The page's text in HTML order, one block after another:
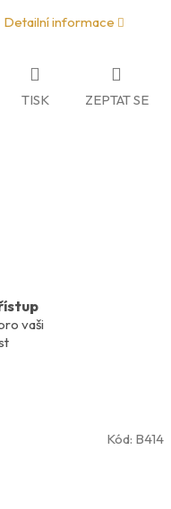
Detailní informace
TISK ZEPTAT SE
vaši
Kód: B414